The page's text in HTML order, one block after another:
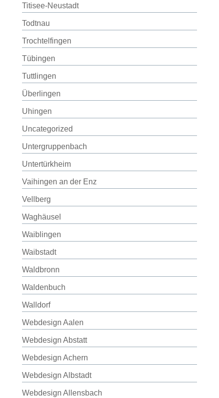
Titisee-Neustadt
Todtnau
Trochtelfingen
Tübingen
Tuttlingen
Überlingen
Uhingen
Uncategorized
Untergruppenbach
Untertürkheim
Vaihingen an der Enz
Vellberg
Waghäusel
Waiblingen
Waibstadt
Waldbronn
Waldenbuch
Walldorf
Webdesign Aalen
Webdesign Abstatt
Webdesign Achern
Webdesign Albstadt
Webdesign Allensbach